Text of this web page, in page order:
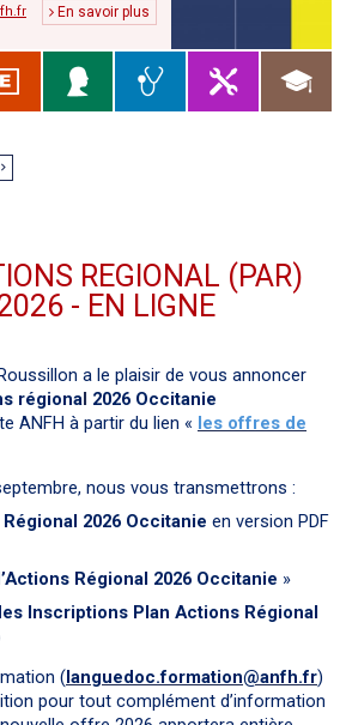
En savoir plus
REGIONAL (PAR)
- EN LIGNE
a le plaisir de vous annoncer
régional 2026 Occitanie
ANFH à partir du lien « les offres de
nous vous transmettrons :
Régional 2026 Occitanie en version PDF
Régional 2026 Occitanie »
Inscriptions Plan Actions Régional
(languedoc.formation@anfh.fr)
pour tout complément d’information